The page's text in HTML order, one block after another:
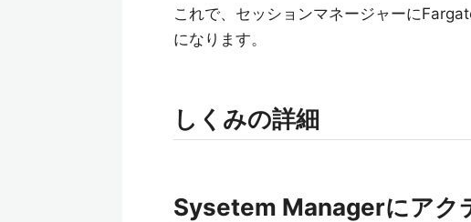
これで、セッションマネージャーに
になります。
しくみの詳細
Sysetem Managerにアク